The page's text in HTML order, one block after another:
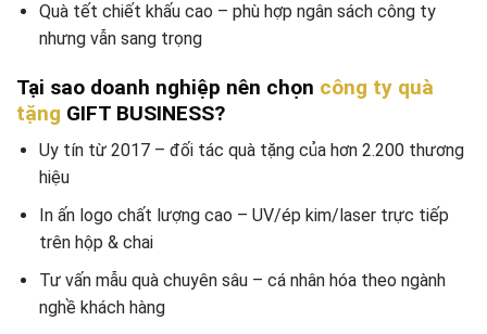
Quà tết chiết khấu cao – phù hợp ngân sách công ty
nhưng vẫn sang trọng
Tại sao doanh nghiệp nên chọn công ty quà
tặng GIFT BUSINESS?
Uy tín từ 2017 – đối tác quà tặng của hơn 2.200 thương
hiệu
In ấn logo chất lượng cao – UV/ép kim/laser trực tiếp
trên hộp & chai
Tư vấn mẫu quà chuyên sâu – cá nhân hóa theo ngành
nghề khách hàng